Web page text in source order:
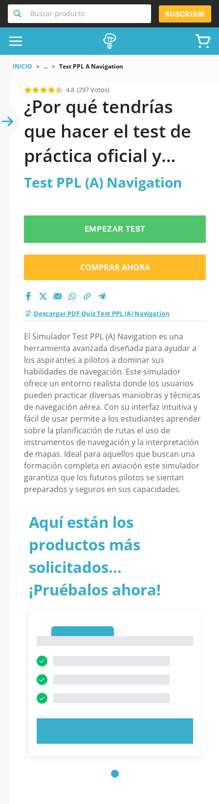
Buscar producto SUSCRIBIR
INICIO ... Test PPL A Navigation
4.8 (297 Votos)
¿Por qué tendrías
que hacer el test de
práctica oficial y
actualizado de Test
Test PPL (A) Navigation
EMPEZAR TEST
COMPRAR AHORA
Descargar PDF Quiz Test PPL (A) Navigation
El Simulador Test PPL (A) Navigation es una
herramienta avanzada diseñada para ayudar a
los aspirantes a pilotos a dominar sus
habilidades de navegación. Este simulador
ofrece un entorno realista donde los usuarios
pueden practicar diversas maniobras y técnicas
de navegación aérea. Con su interfaz intuitiva y
fácil de usar permite a los estudiantes aprender
sobre la planificación de rutas el uso de
instrumentos de navegación y la interpretación
de mapas. Ideal para aquellos que buscan una
formación completa en aviación este simulador
garantiza que los futuros pilotos se sientan
preparados y seguros en sus capacidades.
Aquí están los
productos más
solicitados...
¡Pruébalos ahora!